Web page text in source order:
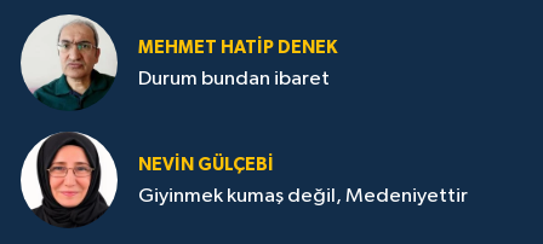
MEHMET HATİP DENEK
Durum bundan ibaret
NEVİN GÜLÇEBİ
Giyinmek kumaş değil, Medeniyettir